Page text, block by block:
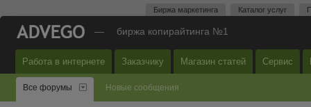
Биржа маркетинга Каталог услуг
— биржа копирайтинга №1
Работа в интернете Заказчику Магазин статей Сервис
Все форумы Новые сообщения